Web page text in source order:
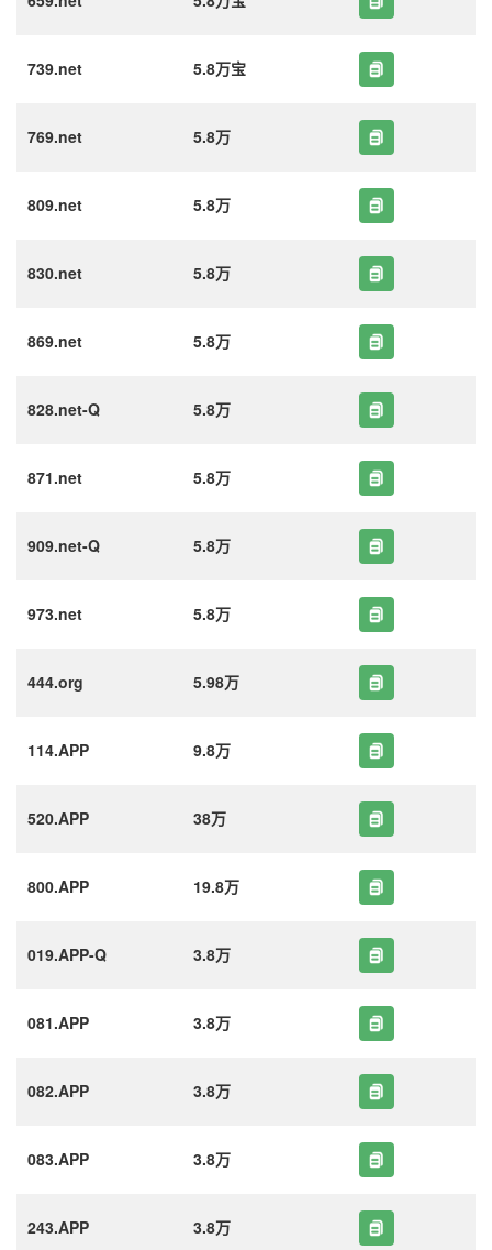
739.net 5.8万宝
769.net 5.8万
809.net 5.8万
830.net 5.8万
869.net 5.8万
828.net-Q 5.8万
871.net 5.8万
909.net-Q 5.8万
973.net 5.8万
444.org 5.98万
114.APP 9.8万
520.APP 38万
800.APP 19.8万
019.APP-Q 3.8万
081.APP 3.8万
082.APP 3.8万
083.APP 3.8万
243.APP 3.8万